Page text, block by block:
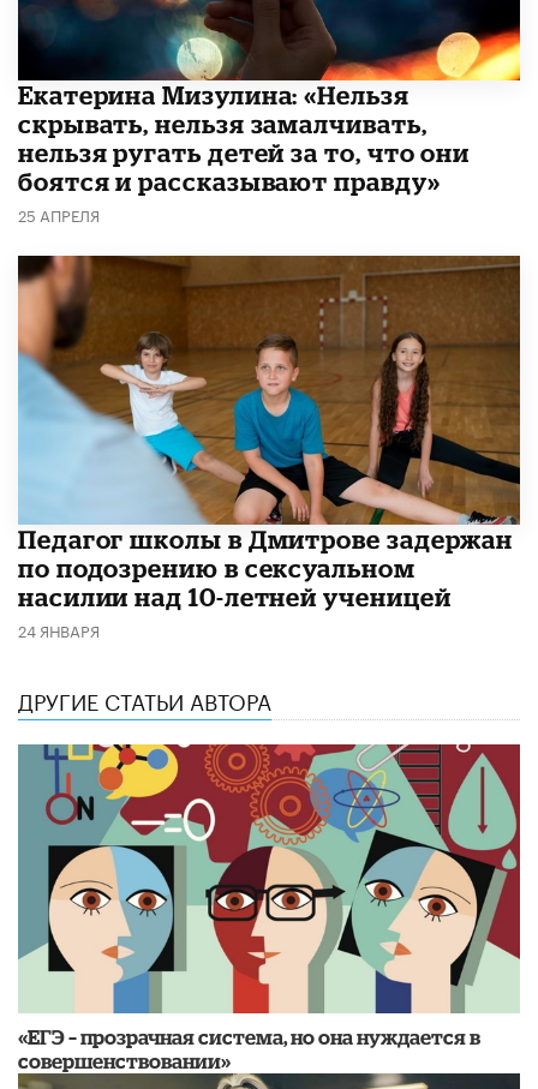
Екатерина Мизулина: «Нельзя
скрывать, нельзя замалчивать,
нельзя ругать детей за то, что они
боятся и рассказывают правду»
25 АПРЕЛЯ
Педагог школы в Дмитрове задержан
по подозрению в сексуальном
насилии над 10-летней ученицей
24 ЯНВАРЯ
ДРУГИЕ СТАТЬИ АВТОРА
«ЕГЭ – прозрачная система, но она нуждается в
совершенствовании»